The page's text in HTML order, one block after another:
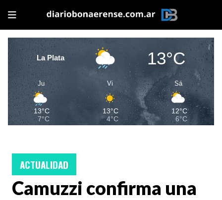
La Plata 13°C
Ju
13°C
7°C
Vi
13°C
4°C
Sá
12°C
6°C
Camuzzi confirma una
ACTUALIDAD